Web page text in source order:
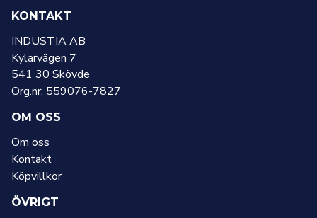
KONTAKT
INDUSTIA AB
Kylarvägen 7
541 30 Skövde
Org.nr: 559076-7827
OM OSS
Om oss
Kontakt
Köpvillkor
ÖVRIGT